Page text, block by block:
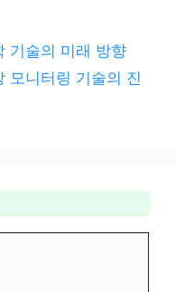
기술의 미래 방향
모니터링 기술의 진